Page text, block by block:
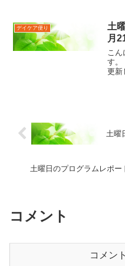
デイケア便り
土
月
こん
す。
更新
土曜
土曜日のプログラムレポー
コメント
コメン